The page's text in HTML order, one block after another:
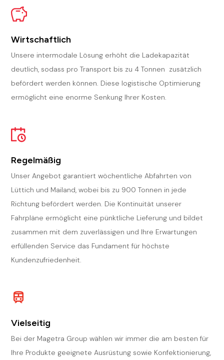
Wirtschaftlich
Unsere intermodale Lösung erhöht die Ladekapazität
deutlich, sodass pro Transport bis zu 4 Tonnen zusätzlich
befördert werden können. Diese logistische Optimierung
ermöglicht eine enorme Senkung Ihrer Kosten.
Regelmäßig
Unser Angebot garantiert wöchentliche Abfahrten von
Lüttich und Mailand, wobei bis zu 900 Tonnen in jede
Richtung befördert werden. Die Kontinuität unserer
Fahrpläne ermöglicht eine pünktliche Lieferung und bildet
zusammen mit dem zuverlässigen und Ihre Erwartungen
erfüllenden Service das Fundament für höchste
Kundenzufriedenheit.
Vielseitig
Bei der Magetra Group wählen wir immer die am besten für
Ihre Produkte geeignete Ausrüstung sowie Konfektionierung,